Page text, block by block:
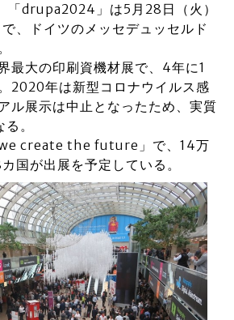
「drupa2024」は5月28日（火）
、ドイツのメッセデュッセルド
最大の印刷資機材展で、4年に1
2020年は新型コロナウイルス感
ル展示は中止となったため、実質
。
create the future」で、14万
国が出展を予定している。